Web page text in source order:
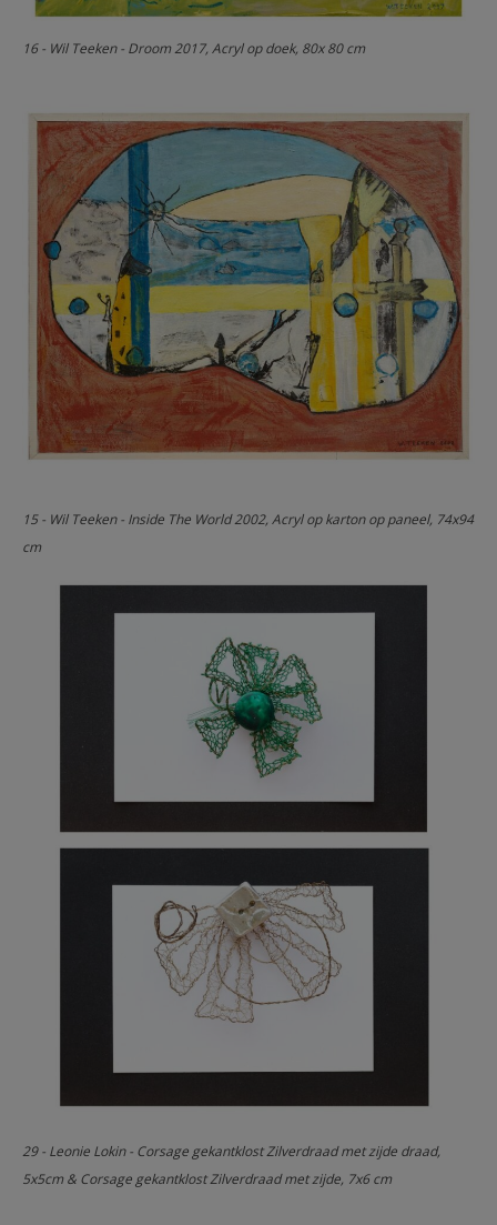
16 - Wil Teeken - Droom 2017, Acryl op doek, 80x 80 cm
15 - Wil Teeken - Inside The World 2002, Acryl op karton op paneel, 74x94
cm
29 - Leonie Lokin - Corsage gekantklost Zilverdraad met zijde draad,
5x5cm & Corsage gekantklost Zilverdraad met zijde, 7x6 cm